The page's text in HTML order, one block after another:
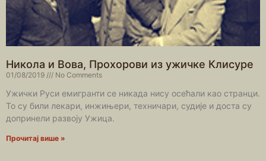
Никола и Вова, Прохорови из ужичке Клисуре
01/08/2019 No Comments
Ужички Руси емигранти се никада нису осећали као странци.
То су били лекари, инжињери, техничари, судије и доста су
допринели развоју Ужица.
Прочитај више »